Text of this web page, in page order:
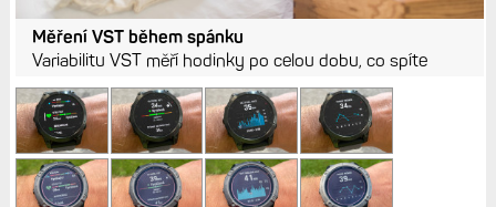
Měření VST během spánku
Variabilitu VST měří hodinky po celou dobu, co spíte